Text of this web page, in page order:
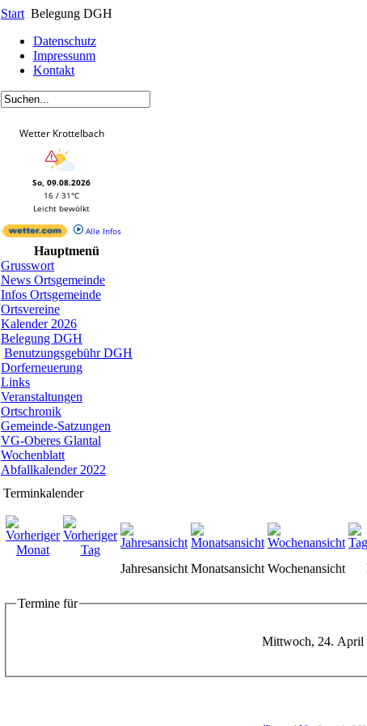
Start Belegung DGH
Datenschutz
Impressunm
Kontakt
Wetter Krottelbach
So, 09.08.2026
16 / 31°C
Leicht bewölkt
Alle Infos
Hauptmenü
Grusswort
News Ortsgemeinde
Infos Ortsgemeinde
Ortsvereine
Kalender 2026
Belegung DGH
Benutzungsgebühr DGH
Dorferneuerung
Links
Veranstaltungen
Ortschronik
Gemeinde-Satzungen
VG-Oberes Glantal
Wochenblatt
Abfallkalender 2022
Terminkalender
Jahresansicht Monatsansicht Wochenansicht
Termine für
Mittwoch, 24. April